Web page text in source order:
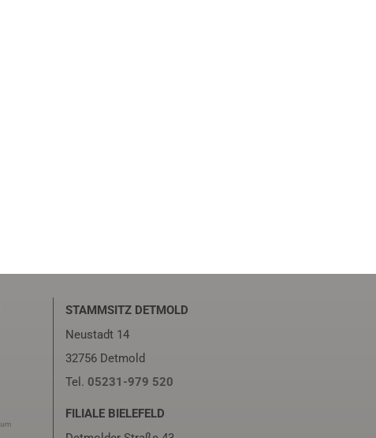
STAMMSITZ DETMOLD
Neustadt 14
32756 Detmold
Tel. 05231-979 520
FILIALE BIELEFELD